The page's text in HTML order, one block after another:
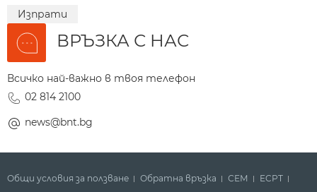
Изпрати
ВРЪЗКА С НАС
Всичко най-важно в твоя телефон
02 814 2100
news@bnt.bg
Общи условия за ползване Обратна връзка СЕМ ECPT